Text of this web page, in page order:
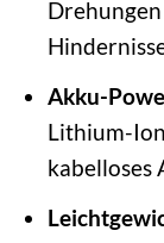
Akku-
Lithium-
kabelloses